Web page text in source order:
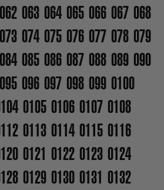
062 063 064 065 066 067 068
073 074 075 076 077 078 079
084 085 086 087 088 089 090
095 096 097 098 099 0100
0105 0106 0107 0108
0113 0114 0115 0116
0121 0122 0123 0124
0129 0130 0131 0132